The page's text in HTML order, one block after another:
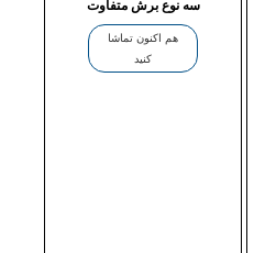
سه نوع برش متفاوت
هم اکنون تماشا
کنید